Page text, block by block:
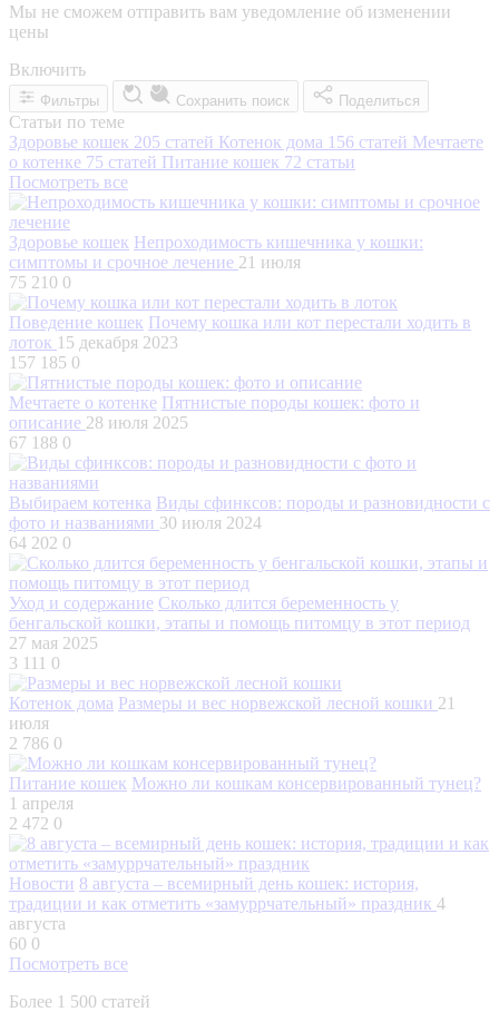
Мы не сможем отправить вам уведомление об изменении
цены
Включить
Фильтры Сохранить поиск Поделиться
Статьи по теме
Здоровье кошек 205 статей Котенок дома 156 статей Мечтаете
о котенке 75 статей Питание кошек 72 статьи
Посмотреть все
Здоровье кошек Непроходимость кишечника у кошки:
симптомы и срочное лечение 21 июля
75 210 0
Поведение кошек Почему кошка или кот перестали ходить в
лоток 15 декабря 2023
157 185 0
Мечтаете о котенке Пятнистые породы кошек: фото и
описание 28 июля 2025
67 188 0
Выбираем котенка Виды сфинксов: породы и разновидности с
фото и названиями 30 июля 2024
64 202 0
Уход и содержание Сколько длится беременность у
бенгальской кошки, этапы и помощь питомцу в этот период
27 мая 2025
3 111 0
Котенок дома Размеры и вес норвежской лесной кошки 21
июля
2 786 0
Питание кошек Можно ли кошкам консервированный тунец?
1 апреля
2 472 0
Новости 8 августа – всемирный день кошек: история,
традиции и как отметить «замуррчательный» праздник 4
августа
60 0
Посмотреть все
Более 1 500 статей